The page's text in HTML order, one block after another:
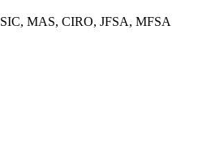
MAS, CIRO, JFSA, MFSA